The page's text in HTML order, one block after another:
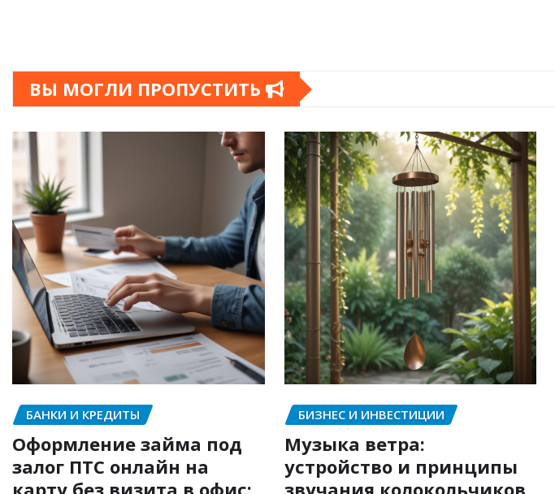
ВЫ МОГЛИ ПРОПУСТИТЬ
БАНКИ И КРЕДИТЫ
Оформление займа под
залог ПТС онлайн на
БИЗНЕС И ИНВЕСТИЦИИ
Музыка ветра:
устройство и принципы